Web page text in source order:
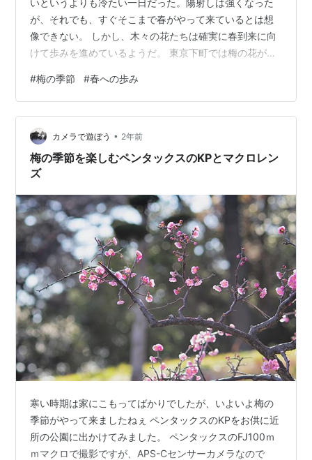
いというよりも冷たい一日だった。陽射しは強くなった
が、それでも、すぐそこまで春がやって来ているとは想
像できない。 しかし、木々の花たちは確実に春到来に向
けて歩みを進めているようだ。 東京下町では梅の花が咲
は違う奥ゆかしさこそこの花らしさだと思う。 こんなと
ころが天平時代から平安時代に掛けて、人々がこの花を
特に愛でた理由があるようにも思う。 ちなみに、ここま
で目を楽しませてくれた蝋梅は梅の一種と間違えられる
ことの多いがまったくの別種で、ロウバイ科ロウバイ属
の植物。黄色い梅ではない。 今日から立春…
#梅の季節 #春への歩み
カメラで遊ぼう • 2年前
梅の季節を楽しむペンタックスのKPとマクロレン
ズ
寒い時期は家にこもってばかりでしたが、いよいよ梅の
季節がやって来ましたねぇ ペンタックスのKPをお供に近
所の公園に出かけてみました。 ペンタックスのFJ100ｍ
ｍマクロで撮影ですが、APS-Cセンサーカメラなので